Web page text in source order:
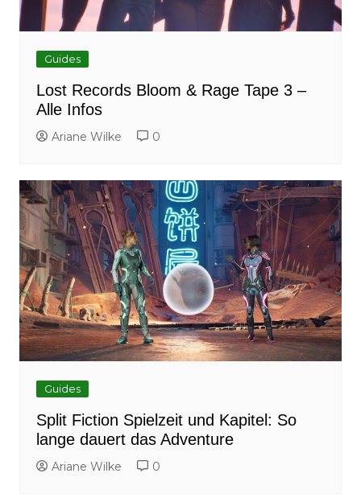
Guides
Lost Records Bloom & Rage Tape 3 –
Alle Infos
Ariane Wilke 0
Guides
Split Fiction Spielzeit und Kapitel: So
lange dauert das Adventure
Ariane Wilke 0